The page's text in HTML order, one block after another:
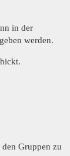
in der
werden.
Gruppen zu